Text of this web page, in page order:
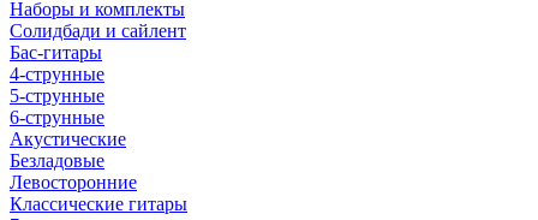
Наборы и комплекты
Солидбади и сайлент
Бас-гитары
4-струнные
5-струнные
6-струнные
Акустические
Безладовые
Левосторонние
Классические гитары